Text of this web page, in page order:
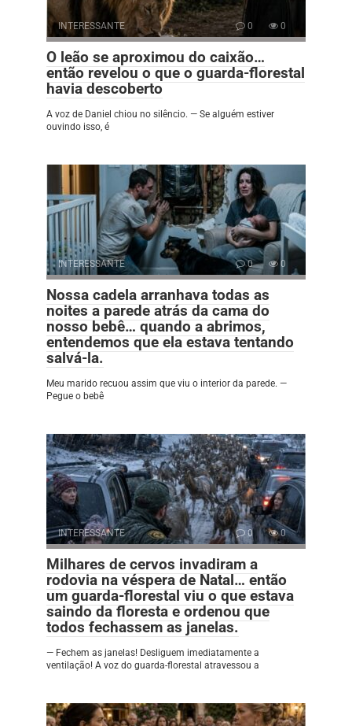
INTERESSANTE 0 0
O leão se aproximou do caixão…
então revelou o que o guarda-florestal
havia descoberto
A voz de Daniel chiou no silêncio. — Se alguém estiver
ouvindo isso, é
INTERESSANTE 0 0
Nossa cadela arranhava todas as
noites a parede atrás da cama do
nosso bebê… quando a abrimos,
entendemos que ela estava tentando
salvá-la.
Meu marido recuou assim que viu o interior da parede. —
Pegue o bebê
INTERESSANTE 0 0
Milhares de cervos invadiram a
rodovia na véspera de Natal… então
um guarda-florestal viu o que estava
saindo da floresta e ordenou que
todos fechassem as janelas.
— Fechem as janelas! Desliguem imediatamente a
ventilação! A voz do guarda-florestal atravessou a